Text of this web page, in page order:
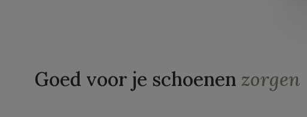
Goed voor je schoenen zorgen